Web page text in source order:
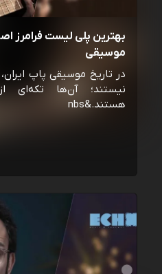
بهترین پلی لیست فرامرز
موسیقی
در تاریخ موسیقی پاپ
نیستند؛ آن‌ها
هستند.&nbs